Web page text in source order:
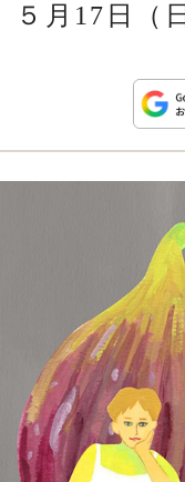
COLLECTION
WEDDING
MAGAZINE
５月17日（